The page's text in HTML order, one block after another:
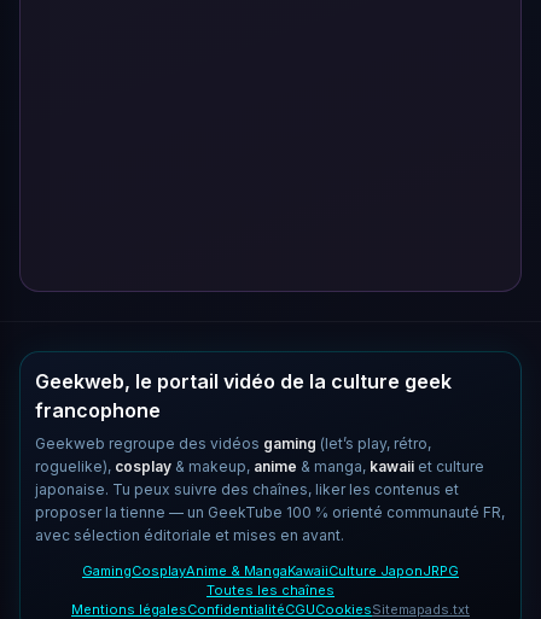
Geekweb, le portail vidéo de la culture geek
francophone
Geekweb regroupe des vidéos gaming (let’s play, rétro,
roguelike), cosplay & makeup, anime & manga, kawaii et culture
japonaise. Tu peux suivre des chaînes, liker les contenus et
proposer la tienne — un GeekTube 100 % orienté communauté FR,
avec sélection éditoriale et mises en avant.
GamingCosplayAnime & MangaKawaiiCulture JaponJRPG
Toutes les chaînes
Mentions légalesConfidentialitéCGUCookiesSitemapads.txt